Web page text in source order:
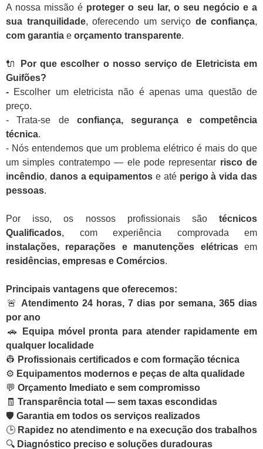
A nossa missão é proteger o seu lar, o seu negócio e a
sua tranquilidade, oferecendo um serviço de confiança,
com garantia e orçamento transparente.
🔌
Por que escolher o nosso serviço de Eletricista em
Guifões?
- Escolher um eletricista não é apenas uma questão de
preço.
- Trata-se de confiança, segurança e competência
técnica.
- Nós entendemos que um problema elétrico é mais do que
um simples contratempo — ele pode representar risco de
incêndio, danos a equipamentos e até perigo à vida das
pessoas.
Por isso, os nossos profissionais são técnicos
Qualificados, com experiência comprovada em
instalações, reparações e manutenções elétricasem
residências, empresas e Comércios.
Principais vantagens que oferecemos:
🚨 Atendimento 24 horas, 7 dias por semana, 365 dias
por ano
🚗
Equipa móvel pronta para atender rapidamente em
qualquer localidade
👷 Profissionais certificados e com formação técnica
⚙️ Equipamentos modernos e peças de alta qualidade
💬 Orçamento Imediato e sem compromisso
🧾 Transparência total — sem taxas escondidas
🛡️ Garantia em todos os serviços realizados
🕒 Rapidez no atendimento e na execução dos trabalhos
🔍 Diagnóstico preciso e soluções duradouras